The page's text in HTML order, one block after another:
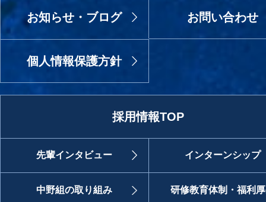
お知らせ・ブログ お問い合わせ
個人情報保護方針
採用情報TOP
先輩インタビュー インターンシップ
中野組の取り組み 研修教育体制・福利